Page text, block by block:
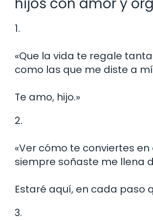
1.
«Que la vida te regale
como las que me diste a
Te amo, hijo.»
2.
«Ver cómo te conviertes en
siempre soñaste me llena
Estaré aquí, en cada paso
3.